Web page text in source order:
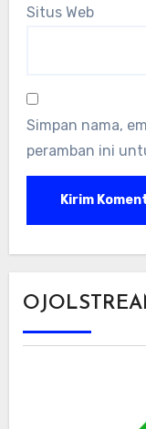
Situs Web
Simpan nama,
peramban ini